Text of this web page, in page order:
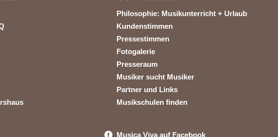
Philosophie: Musikunterricht + Urlaub
Kundenstimmen
Pressestimmen
Fotogalerie
Presseraum
Musiker sucht Musiker
Partner und Links
Musikschulen finden
Musica Viva auf Facebook